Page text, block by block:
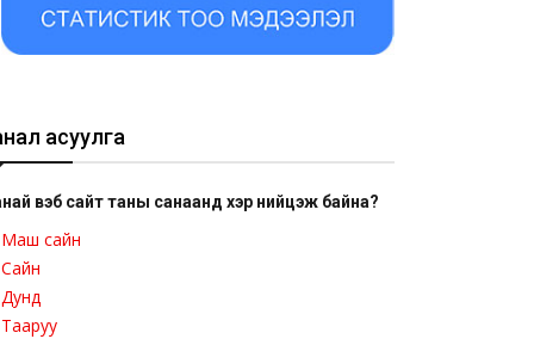
асуулга
вэб сайт таны санаанд хэр нийцэж байна?
Маш сайн
Сайн
Дунд
Тааруу